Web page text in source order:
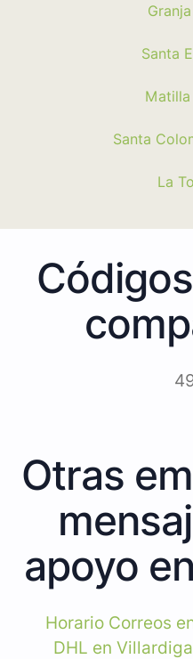
Santa
Santa
La
Otras
apoyo
Horario Correos
DHL en Villardiga